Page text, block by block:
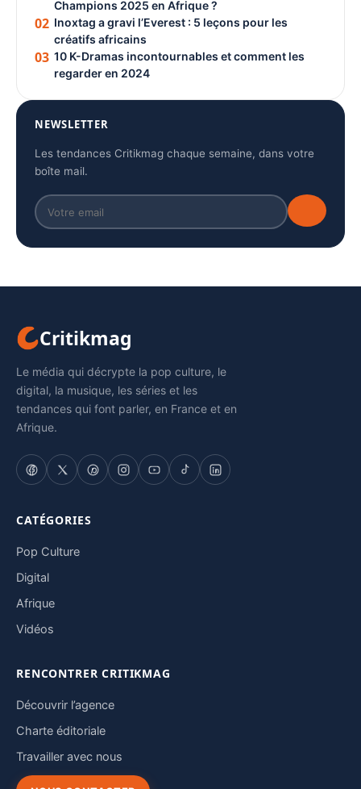
Champions 2025 en Afrique ?
02 Inoxtag a gravi l’Everest : 5 leçons pour les
créatifs africains
03 10 K-Dramas incontournables et comment les
regarder en 2024
NEWSLETTER
Les tendances Critikmag chaque semaine, dans votre
boîte mail.
Critikmag
Le média qui décrypte la pop culture, le
digital, la musique, les séries et les
tendances qui font parler, en France et en
Afrique.
CATÉGORIES
Pop Culture
Digital
Afrique
Vidéos
RENCONTRER CRITIKMAG
Découvrir l’agence
Charte éditoriale
Travailler avec nous